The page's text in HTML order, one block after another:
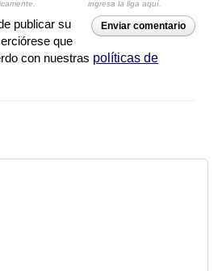
ingresa la liga aquí.
Enviar comentario
publicar su
que
con nuestras políticas de